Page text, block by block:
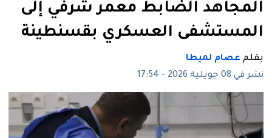
المجاهد الضابط معمر شرفي إلى
المستشفى العسكري بقسنطينة
بقلم عصام لميطا
نشر في 08 جويلية 2026 - 17:54